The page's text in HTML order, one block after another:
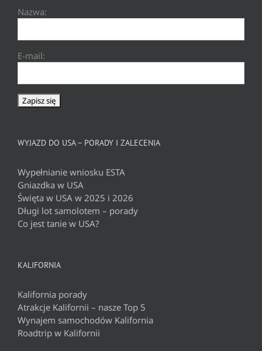
Nazwa:
E-mail:
WYJAZD DO USA – PORADY I ZALECENIA
Wypełnianie wniosku ESTA
Gniazdka w USA
Święta w USA w 2025 i 2026
Długi lot samolotem – porady
Co jest tanie w USA?
KALIFORNIA
Kalifornia porady
Atrakcje Kalifornii – nasze Top 5
Wynajem samochodów Kalifornia
Roadtrip w Kalifornii